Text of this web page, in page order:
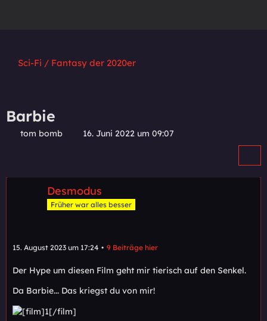
Sci-Fi / Fantasy der 2020er
Barbie
tom bomb 16. Juni 2022 um 09:07
Desmodus
Früher war alles besser
15. August 2023 um 17:24 9 Beiträge hier
Der Hype um diesen Film geht mir tierisch auf den Senkel.
Da Barbie... Das kriegst du von mir!